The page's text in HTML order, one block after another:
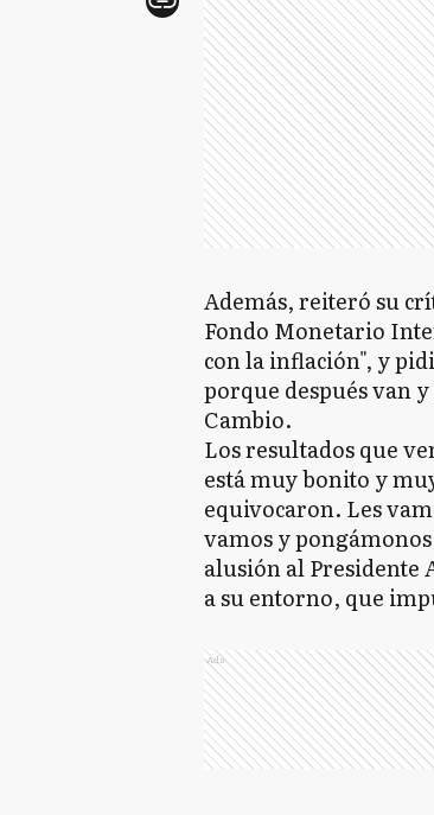
Además, reiteró su
Fondo Monetario
con la inflación", y
porque después van
Cambio.
Los resultados que
está muy bonito y
equivocaron. Les
vamos y
alusión al Presidente
a su entorno, que
Ads